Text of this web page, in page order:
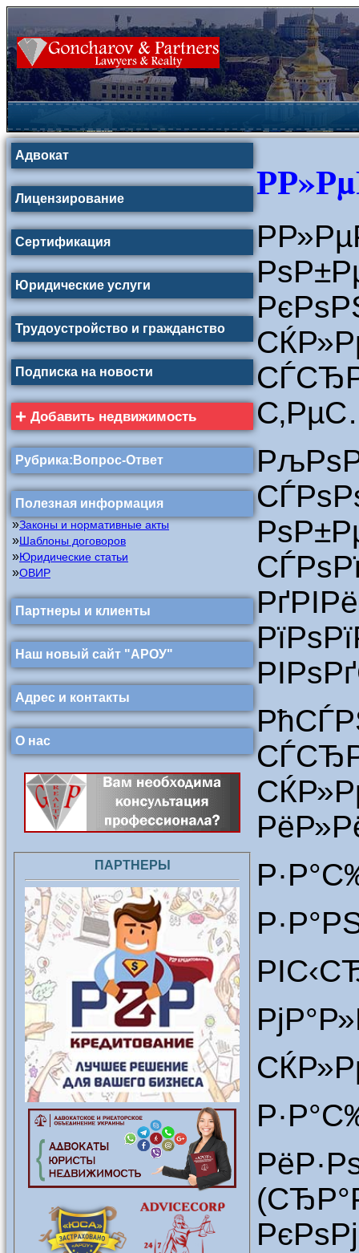
Адвокат
Лицензирование
Сертификация
Юридические услуги
Трудоустройство и гражданство
Подписка на новости
+ Добавить недвижимость
Рубрика:Вопрос-Ответ
Полезная информация
»Законы и нормативные акты
»Шаблоны договоров
»Юридические статьи
»ОВИР
Партнеры и клиенты
Наш новый сайт "АРОУ"
Адрес и контакты
О нас
ПАРТНЕРЫ